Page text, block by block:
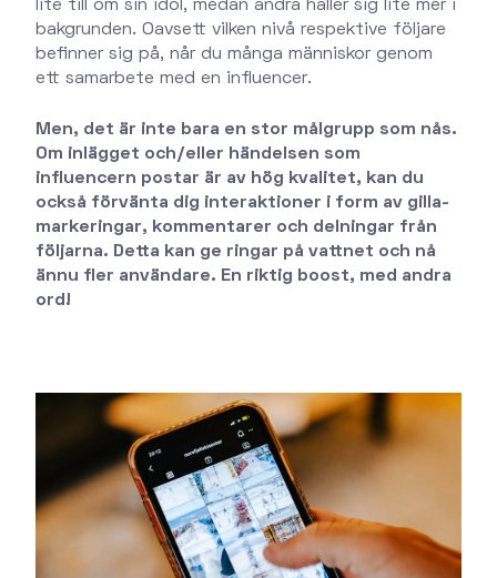
lite till om sin idol, medan andra håller sig lite mer i
bakgrunden. Oavsett vilken nivå respektive följare
befinner sig på, når du många människor genom
ett samarbete med en influencer.
Men, det är inte bara en stor målgrupp som nås.
Om inlägget och/eller händelsen som
influencern postar är av hög kvalitet, kan du
också förvänta dig interaktioner i form av gilla-
markeringar, kommentarer och delningar från
följarna. Detta kan ge ringar på vattnet och nå
ännu fler användare. En riktig boost, med andra
ord!